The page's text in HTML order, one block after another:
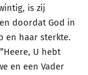
is zij
doordat God in
en haar sterkte.
U hebt
en een Vader